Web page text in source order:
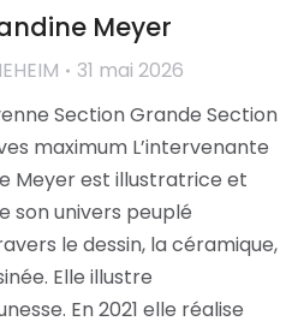
Meyer
31 mai 2026
Section Grande Section
maximum L’intervenante
Meyer est illustratrice et
son univers peuplé
le dessin, la céramique,
Elle illustre
En 2021 elle réalise